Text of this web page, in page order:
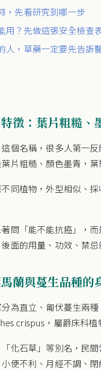
，先看研究到哪一步
用？先做這張安全檢查
人，草藥一定要先告訴
特徵：葉片粗糙
個名稱，很多人第一
片粗糙、顏色墨青，
同植物，外型相似、
問「能不能抗癌」，
面的用量、功效、禁忌
蘭與蔓生品種的
為直立、匍伏蔓生兩
crispus，屬爵床科植
化石草」等別名，民
便不利、月經不調、